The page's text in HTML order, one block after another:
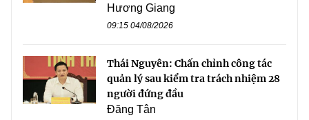
Hương Giang
09:15 04/08/2026
Thái Nguyên: Chấn chỉnh công tác
quản lý sau kiểm tra trách nhiệm 28
người đứng đầu
Đăng Tân